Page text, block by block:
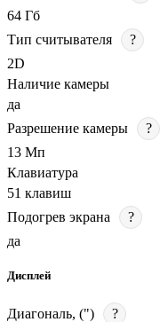
64 Гб
Тип считывателя
?
2D
Наличие камеры
да
Разрешение камеры
?
13 Мп
Клавиатура
51 клавиш
Подогрев экрана
?
да
Дисплей
Диагональ, (")
?